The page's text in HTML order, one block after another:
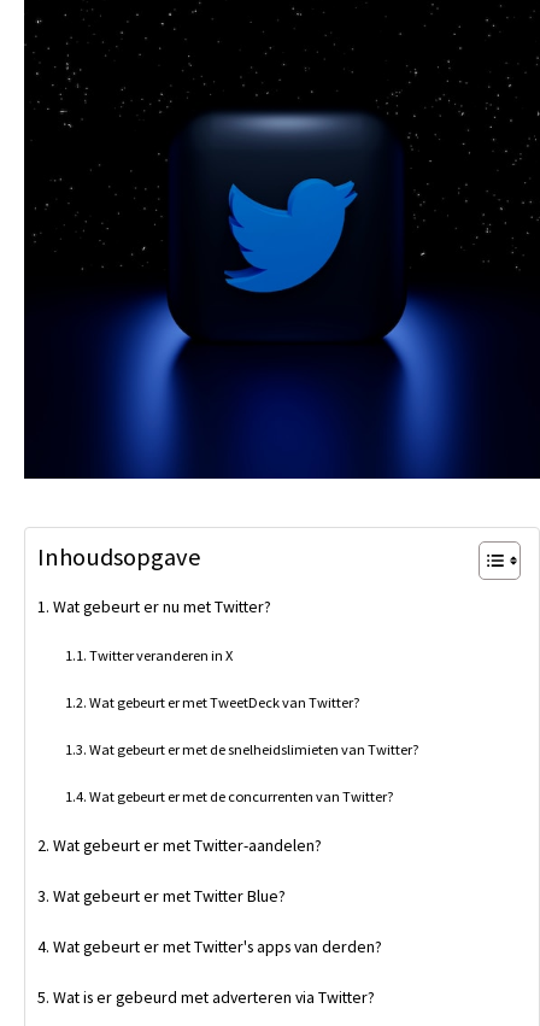
Inhoudsopgave
Wat gebeurt er nu met Twitter?
Twitter veranderen in X
Wat gebeurt er met TweetDeck van Twitter?
Wat gebeurt er met de snelheidslimieten van Twitter?
Wat gebeurt er met de concurrenten van Twitter?
Wat gebeurt er met Twitter-aandelen?
Wat gebeurt er met Twitter Blue?
Wat gebeurt er met Twitter's apps van derden?
Wat is er gebeurd met adverteren via Twitter?